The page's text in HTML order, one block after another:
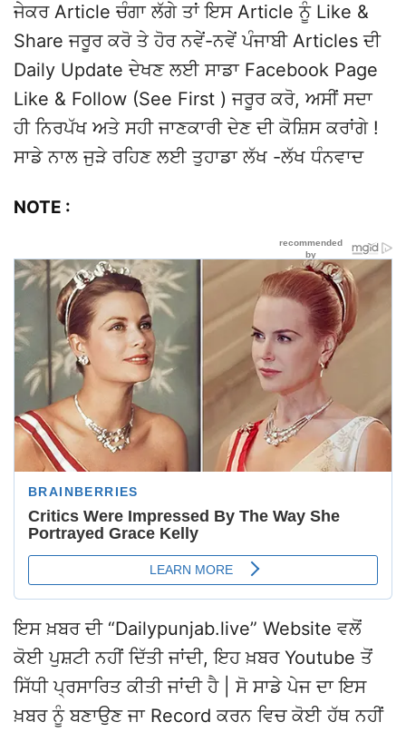
ਜੇਕਰ Article ਚੰਗਾ ਲੱਗੇ ਤਾਂ ਇਸ Article ਨੂੰ Like &
Share ਜਰੂਰ ਕਰੋ ਤੇ ਹੋਰ ਨਵੇਂ-ਨਵੇਂ ਪੰਜਾਬੀ Articles ਦੀ
Daily Update ਦੇਖਣ ਲਈ ਸਾਡਾ Facebook Page
Like & Follow (See First ) ਜਰੂਰ ਕਰੋ, ਅਸੀਂ ਸਦਾ
ਹੀ ਨਿਰਪੱਖ ਅਤੇ ਸਹੀ ਜਾਣਕਾਰੀ ਦੇਣ ਦੀ ਕੋਸ਼ਿਸ ਕਰਾਂਗੇ !
ਸਾਡੇ ਨਾਲ ਜੁੜੇ ਰਹਿਣ ਲਈ ਤੁਹਾਡਾ ਲੱਖ -ਲੱਖ ਧੰਨਵਾਦ
NOTE :
ਇਸ ਖ਼ਬਰ ਦੀ “Dailypunjab.live” Website ਵਲੋਂ
ਕੋਈ ਪੁਸ਼ਟੀ ਨਹੀਂ ਦਿੱਤੀ ਜਾਂਦੀ, ਇਹ ਖ਼ਬਰ Youtube ਤੋਂ
ਸਿੱਧੀ ਪ੍ਰਸਾਰਿਤ ਕੀਤੀ ਜਾਂਦੀ ਹੈ | ਸੋ ਸਾਡੇ ਪੇਜ ਦਾ ਇਸ
ਖ਼ਬਰ ਨੂੰ ਬਣਾਉਣ ਜਾ Record ਕਰਨ ਵਿਚ ਕੋਈ ਹੱਥ ਨਹੀਂ